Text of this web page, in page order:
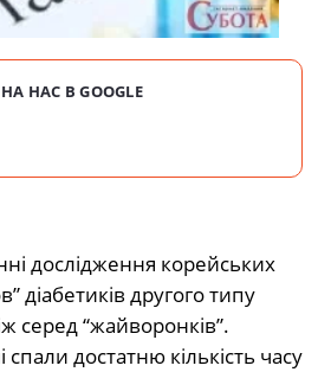
НАС В GOOGLE
дослідження корейських
діабетиків другого типу
серед “жайворонків”.
спали достатню кількість часу